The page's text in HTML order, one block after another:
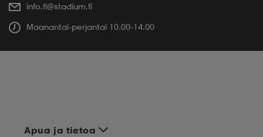
info.fi@stadium.fi
Maanantai-perjantai 10.00-14.00
Apua ja tietoa